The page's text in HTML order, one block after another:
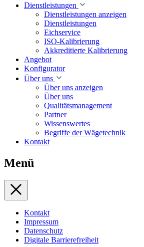
Dienstleistungen
Dienstleistungen anzeigen
Dienstleistungen
Eichservice
ISO-Kalibrierung
Akkreditierte Kalibrierung
Angebot
Konfigurator
Über uns
Über uns anzeigen
Über uns
Qualitätsmanagement
Partner
Wissenswertes
Begriffe der Wägetechnik
Kontakt
Menü
Kontakt
Impressum
Datenschutz
Digitale Barrierefreiheit